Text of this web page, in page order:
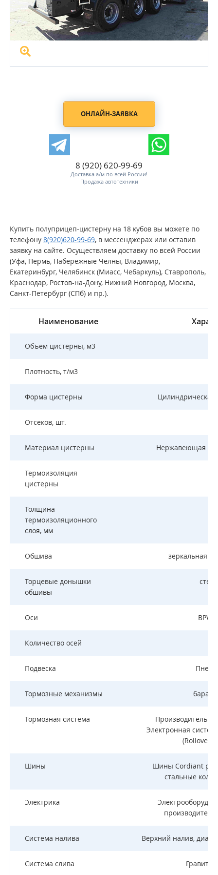
ОНЛАЙН-ЗАЯВКА
8 (920) 620-99-69
Доставка а/м по всей России!
Продажа автотехники
Купить полуприцеп-цистерну на 18 кубов вы можете по
телефону 8(920)620-99-69, в мессенджерах или оставив
заявку на сайте. Осуществляем доставку по всей России
(Уфа, Пермь, Набережные Челны, Владимир,
Екатеринбург, Челябинск (Миасс, Чебаркуль), Ставрополь,
Краснодар, Ростов-на-Дону, Нижний Новгород, Москва,
Санкт-Петербург (СПб) и пр.).
Наименование
Объем цистерны, м3
Плотность, т/м3
Форма цистерны Цилиндрическая
Отсеков, шт.
Материал цистерны Нержавеющая
Термоизоляция
цистерны
Толщина
термоизоляционного
слоя, мм
Обшива зеркальная
Торцевые донышки
обшивы
Оси BPW/
Количество осей
Подвеска
Тормозные механизмы
Тормозная система
Производитель
Электронная
(Rollover
Шины
Шины Cordiant
стальные
Электрика
производитель
Система налива Верхний налив,
Система слива